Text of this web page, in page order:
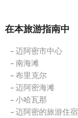
在本旅游指南中
迈阿密市中心
南海滩
布里克尔
迈阿密海滩
小哈瓦那
迈阿密的旅游住宿